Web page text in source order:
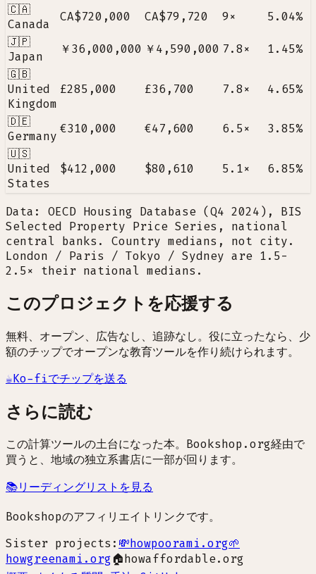
🇨🇦
Canada
CA$720,000 CA$79,720 9× 5.04%
🇯🇵
Japan
￥36,000,000 ￥4,590,000 7.8× 1.45%
🇬🇧
United
Kingdom
£285,000 £36,700 7.8× 4.65%
🇩🇪
Germany
€310,000 €47,600 6.5× 3.85%
🇺🇸
United
States
$412,000 $80,610 5.1× 6.85%
Data: OECD Housing Database (Q4 2024), BIS
Selected Property Price Series, national
central banks. Country medians, not city.
London / Paris / Tokyo / Sydney are 1.5-
2.5× their national medians.
このプロジェクトを応援する
無料、オープン、広告なし、追跡なし。役に立ったなら、少
額のチップでオープンな教育ツールを作り続けられます。
☕Ko-fiでチップを送る
さらに読む
この計算ツールの土台になった本。Bookshop.org経由で
買うと、地域の独立系書店に一部が回ります。
📚リーディングリストを見る
Bookshopのアフィリエイトリンクです。
Sister projects: 💸howpoorami.org🌱
howgreenami.org🏠howaffordable.org